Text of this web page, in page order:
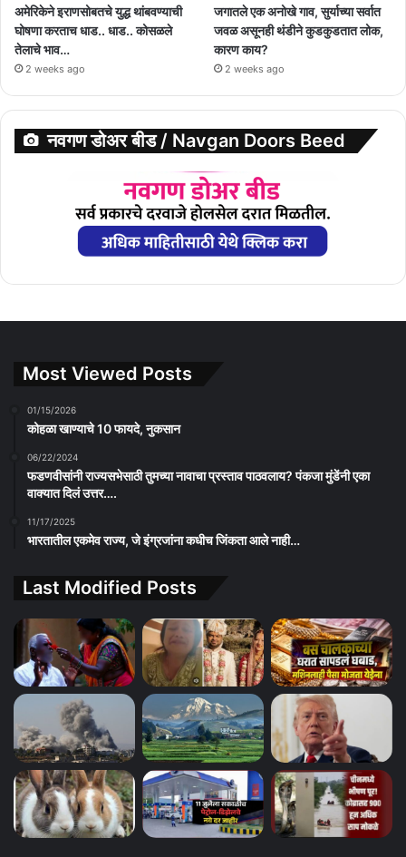
अमेरिकेने इराणसोबतचे युद्ध थांबवण्याची
घोषणा करताच धाड.. धाड.. कोसळले
तेलाचे भाव…
2 weeks ago
जगातले एक अनोखे गाव, सुर्याच्या सर्वात
जवळ असूनही थंडीने कुडकुडतात लोक,
कारण काय?
2 weeks ago
नवगण डोअर बीड / Navgan Doors Beed
Most Viewed Posts
01/15/2026
कोहळा खाण्याचे 10 फायदे, नुकसान
06/22/2024
फडणवीसांनी राज्यसभेसाठी तुमच्या नावाचा प्रस्ताव पाठवलाय? पंकजा मुंडेंनी एका
वाक्यात दिलं उत्तर….
11/17/2025
भारतातील एकमेव राज्य, जे इंग्रजांना कधीच जिंकता आले नाही…
Last Modified Posts